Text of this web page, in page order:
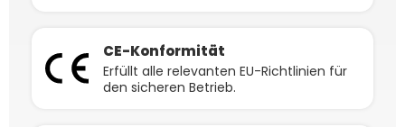
CE-Konformität
Erfüllt alle relevanten EU-Richtlinien für
den sicheren Betrieb.